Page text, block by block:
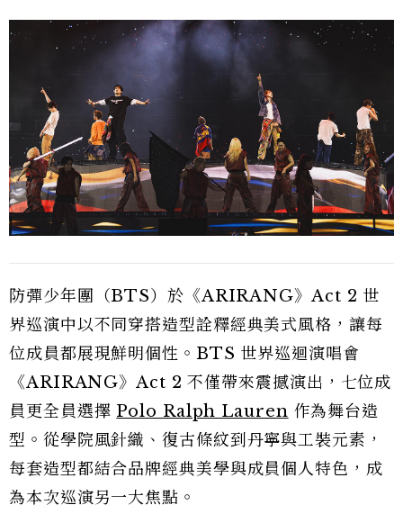
防彈少年團（BTS）於《ARIRANG》Act 2 世
界巡演中以不同穿搭造型詮釋經典美式風格，讓每
位成員都展現鮮明個性。BTS 世界巡迴演唱會
《ARIRANG》Act 2 不僅帶來震撼演出，七位成
員更全員選擇 Polo Ralph Lauren 作為舞台造
型。從學院風針織、復古條紋到丹寧與工裝元素，
每套造型都結合品牌經典美學與成員個人特色，成
為本次巡演另一大焦點。